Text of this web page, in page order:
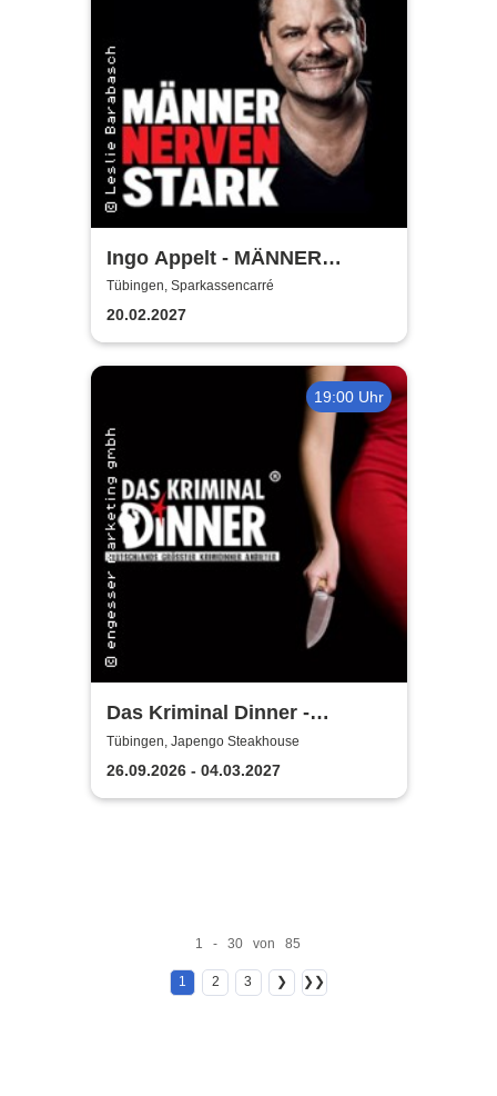
Ingo Appelt - MÄNNER
NERVEN STARK
Tübingen, Sparkassencarré
20.02.2027
19:00 Uhr
Das Kriminal Dinner -
Hauptkommissar Schröder
ermittelt
Tübingen, Japengo Steakhouse
26.09.2026 - 04.03.2027
1 - 30 von 85
1 2 3 ❯ ❯❯